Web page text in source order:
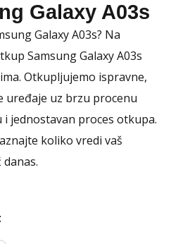
Galaxy A03s
Galaxy A03s? Na
Samsung Galaxy A03s
Otkupljujemo ispravne,
uređaje uz brzu procenu
jednostavan proces otkupa.
koliko vredi vaš
danas.